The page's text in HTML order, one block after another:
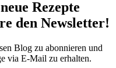
Rezepte
den Newsletter!
Blog zu abonnieren und
via E-Mail zu erhalten.